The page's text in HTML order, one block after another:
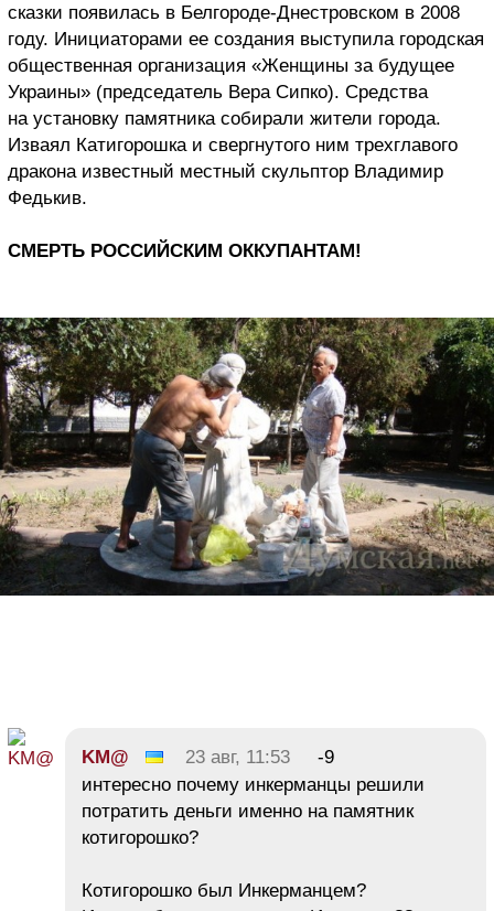
сказки появилась в Белгороде-Днестровском в 2008
году. Инициаторами ее создания выступила городская
общественная организация «Женщины за будущее
Украины» (председатель Вера Сипко). Средства
на установку памятника собирали жители города.
Изваял Катигорошка и свергнутого ним трехглавого
дракона известный местный скульптор Владимир
Федькив.
СМЕРТЬ РОССИЙСКИМ ОККУПАНТАМ!
KM@ 23 авг, 11:53
-9
интересно почему инкерманцы решили
потратить деньги именно на памятник
котигорошко?
Котигорошко был Инкерманцем?